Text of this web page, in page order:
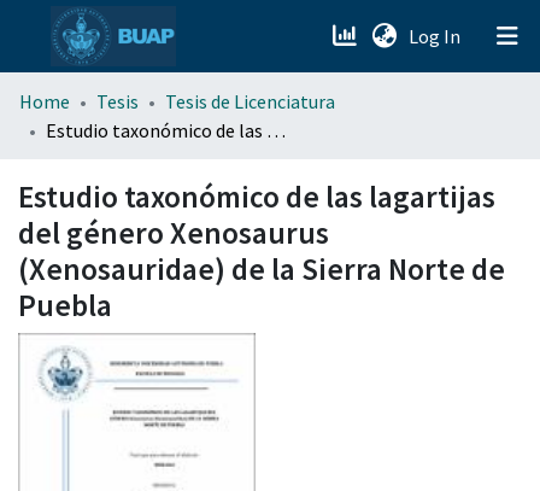
Log In (current)
menu.section.about_menu
Home Tesis
Tesis de Licenciatura
Estudio taxonómico de las lagartijas del género Xenosaurus (Xenosauridae) de la Sierra Norte de Puebla
Estudio taxonómico de las lagartijas
del género Xenosaurus
(Xenosauridae) de la Sierra Norte de
Puebla